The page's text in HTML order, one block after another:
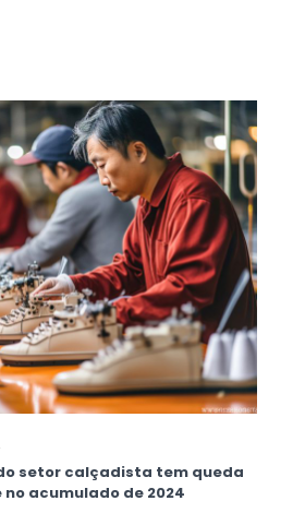
setor calçadista tem queda
acumulado de 2024